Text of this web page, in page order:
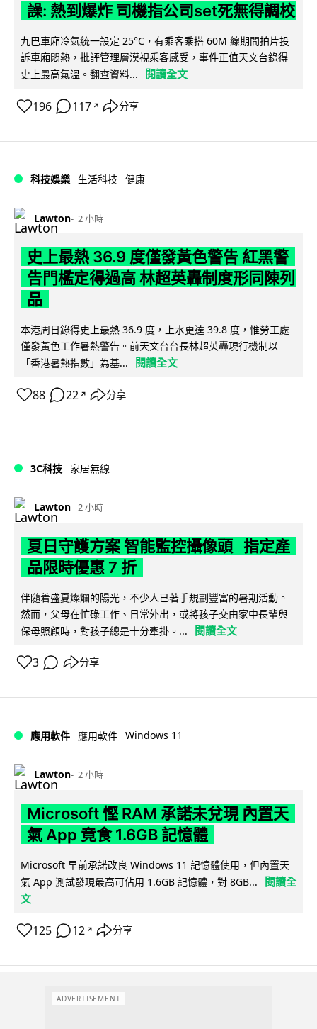
譟: 熱到爆炸 司機指公司set死無得調校
九巴車廂冷氣統一設定 25°C，有乘客乘搭 60M 線期間拍片投
訴車廂悶熱，批評管理層漠視乘客感受，事件正值天文台錄得
史上最高氣溫。翻查資料...
閱讀全文
196 117 ↗ 分享
科技娛樂 生活科技 健康
Lawton 2 小時
史上最熱 36.9 度僅發黃色警告 紅黑警
告門檻定得過高 林超英轟制度形同陳列
品
本港周日錄得史上最熱 36.9 度，上水更達 39.8 度，惟勞工處
僅發黃色工作暑熱警告。前天文台台長林超英轟現行機制以
「香港暑熱指數」為基...
閱讀全文
88 22 ↗ 分享
3C科技 家居無線
Lawton 2 小時
夏日守護方案 智能監控攝像頭 指定產
品限時優惠 7 折
伴隨着盛夏燦爛的陽光，不少人已著手規劃豐富的暑期活動。
然而，父母在忙碌工作、日常外出，或將孩子交由家中長輩與
保母照顧時，對孩子總是十分牽掛。...
閱讀全文
3 分享
應用軟件 應用軟件 Windows 11
Lawton 2 小時
Microsoft 慳 RAM 承諾未兌現 內置天
氣 App 竟食 1.6GB 記憶體
Microsoft 早前承諾改良 Windows 11 記憶體使用，但內置天
氣 App 測試發現最高可佔用 1.6GB 記憶體，對 8GB...
閱讀全
文
125 12 ↗ 分享
ADVERTISEMENT